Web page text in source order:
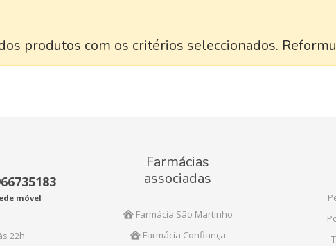
produtos com os critérios seleccionados.
móvel
22h
Farmácias
associadas
Farmácia São Martinho
Farmácia Confiança